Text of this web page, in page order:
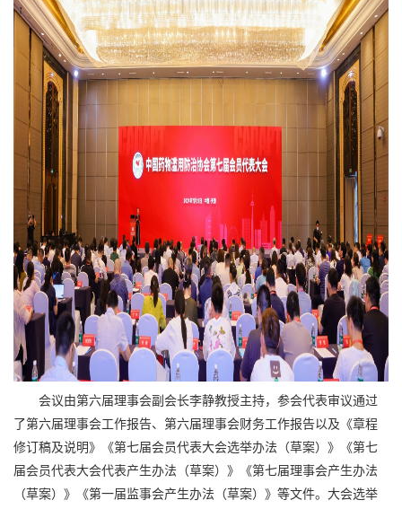
会议由第六届理事会副会长李静教授主持，参会代表审议通过
了第六届理事会工作报告、第六届理事会财务工作报告以及《章程
修订稿及说明》《第七届会员代表大会选举办法（草案）》《第七
届会员代表大会代表产生办法（草案）》《第七届理事会产生办法
（草案）》《第一届监事会产生办法（草案）》等文件。大会选举